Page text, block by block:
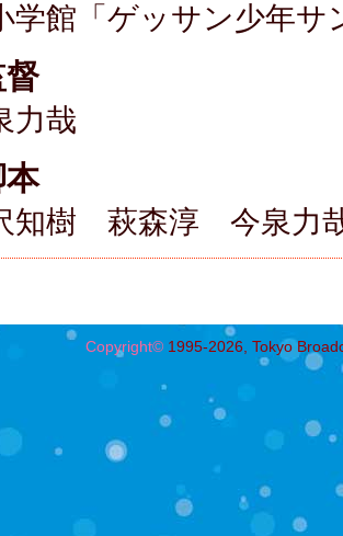
学館「ゲッサン少年
力哉
知樹 萩森淳 今泉力
Copyright©1995-2026, Tokyo